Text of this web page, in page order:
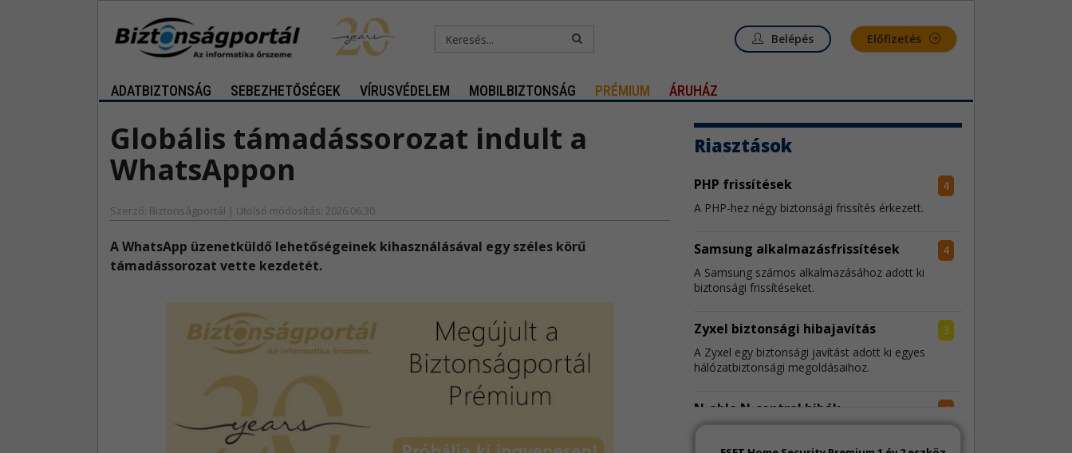
Belépés Előfizetés
ADATBIZTONSÁG SEBEZHETŐSÉGEK VÍRUSVÉDELEM MOBILBIZTONSÁG PRÉMIUM ÁRUHÁZ
Globális támadássorozat indult a
WhatsAppon
Szerző: Biztonságportál | Utolsó módosítás: 2026.06.30.
​A WhatsApp üzenetküldő lehetőségeinek kihasználásával egy széles körű
támadássorozat vette kezdetét.
Riasztások
4
PHP frissítések
A PHP-hez négy biztonsági frissítés érkezett.
4
Samsung alkalmazásfrissítések
A Samsung számos alkalmazásához adott ki
biztonsági frissítéseket.
3
Zyxel biztonsági hibajavítás
A Zyxel egy biztonsági javítást adott ki egyes
hálózatbiztonsági megoldásaihoz.
4
N-able N-central hibák
frissítésre.